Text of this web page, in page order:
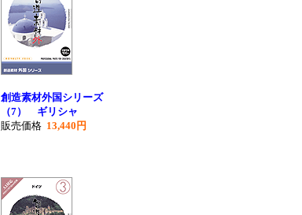
創造素材外国シリーズ
（7） ギリシャ
販売価格 13,440円